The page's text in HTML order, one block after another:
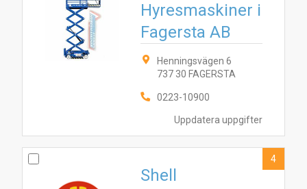
Uppdatera uppgifter
Hyresmaskiner i
Fagersta AB
Henningsvägen 6
737 30 FAGERSTA
0223-10900
Shell
4